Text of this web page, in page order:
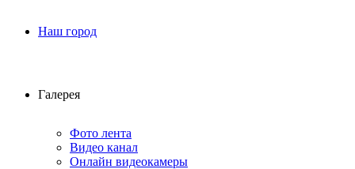
Наш город
Галерея
Фото лента
Видео канал
Онлайн видеокамеры